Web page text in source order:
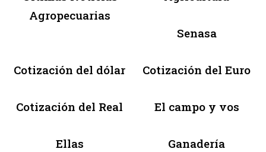
Agropecuarias
Senasa
Cotización del dólar Cotización del Euro
Cotización del Real El campo y vos
Ellas Ganadería